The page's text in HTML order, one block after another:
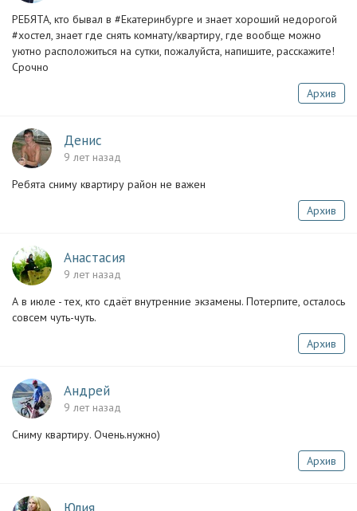
РЕБЯТА, кто бывал в #Екатеринбурге и знает хороший недорогой
#хостел, знает где снять комнату/квартиру, где вообще можно
уютно расположиться на сутки, пожалуйста, напишите, расскажите!
Срочно
Архив
Денис
9 лет назад
Ребята сниму квартиру район не важен
Архив
Анастасия
9 лет назад
А в июле - тех, кто сдаёт внутренние экзамены. Потерпите, осталось
совсем чуть-чуть.
Архив
Андрей
9 лет назад
Сниму квартиру. Очень.нужно)
Архив